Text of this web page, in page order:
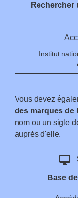
Rechercher
Institut
Vous devez
des marques de
nom ou un sigle
auprès d'elle.
desktop_mac
Base